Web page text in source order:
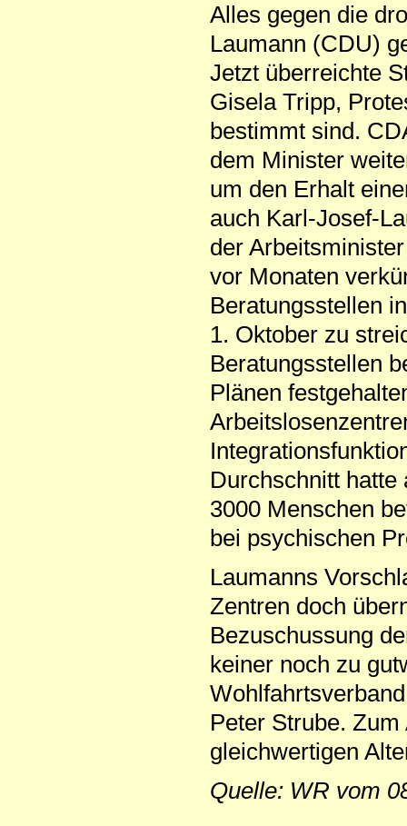
Alles gegen die
Laumann (CDU)
Jetzt überreichte
Gisela Tripp,
bestimmt sind.
dem Minister
um den Erhalt
auch Karl-Josef-
der
vor Monaten
Beratungsstellen
1. Oktober zu
Beratungsstellen
Plänen
Durchschnitt
3000 Menschen
bei psychischen
Laumanns
Zentren doch
Bezuschussung
keiner noch zu
Peter Strube.
gleichwertigen
Quelle: WR vom